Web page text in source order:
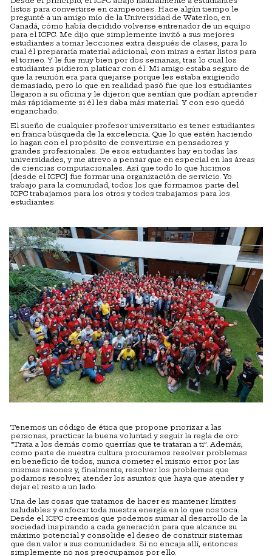
listos para convertirse en campeones. Hace algún tiempo le
pregunté a un amigo mío de la Universidad de Waterloo, en
Canadá, cómo había decidido volverse entrenador de un equipo
para el ICPC. Me dijo que simplemente invitó a sus mejores
estudiantes a tomar lecciones extra después de clases, para lo
cual él prepararía material adicional, con miras a estar listos para
el torneo. Y le fue muy bien por dos semanas, tras lo cual los
estudiantes pidieron platicar con él. Mi amigo estaba seguro de
que la reunión era para quejarse porque les estaba exigiendo
demasiado, pero lo que en realidad pasó fue que los estudiantes
llegaron a su oficina y le dijeron que sentían que podían aprender
más rápidamente si él les daba más material. Y con eso quedó
enganchado.
El sueño de cualquier profesor universitario es tener estudiantes
en franca búsqueda de la excelencia. Que lo que estén haciendo
lo hagan con el propósito de convertirse en pensadores y
grandes profesionales. De esos estudiantes hay en todas las
universidades, y me atrevo a pensar que en especial en las áreas
de ciencias computacionales. Así que todo lo que hicimos
[desde el ICPC] fue formar una organización de servicio. Yo
trabajo para la comunidad, todos los que formamos parte del
ICPC trabajamos para los otros y todos trabajamos para los
estudiantes.
Tenemos un código de ética que propone priorizar a las
personas, practicar la buena voluntad y seguir la regla de oro:
“Trata a los demás como querrías que te trataran a ti”. Además,
como parte de nuestra cultura procuramos resolver problemas
en beneficio de todos, nunca cometer el mismo error por las
mismas razones y, finalmente, resolver los problemas que
podamos resolver, atender los asuntos que haya que atender y
dejar el resto a un lado.
Una de las cosas que tratamos de hacer es mantener límites
saludables y enfocar toda nuestra energía en lo que nos toca.
Desde el ICPC creemos que podemos sumar al desarrollo de la
sociedad inspirando a cada generación para que alcance su
máximo potencial y consolide el deseo de construir sistemas
que den valor a sus comunidades. Si no encaja allí, entonces
simplemente no nos preocupamos por ello.